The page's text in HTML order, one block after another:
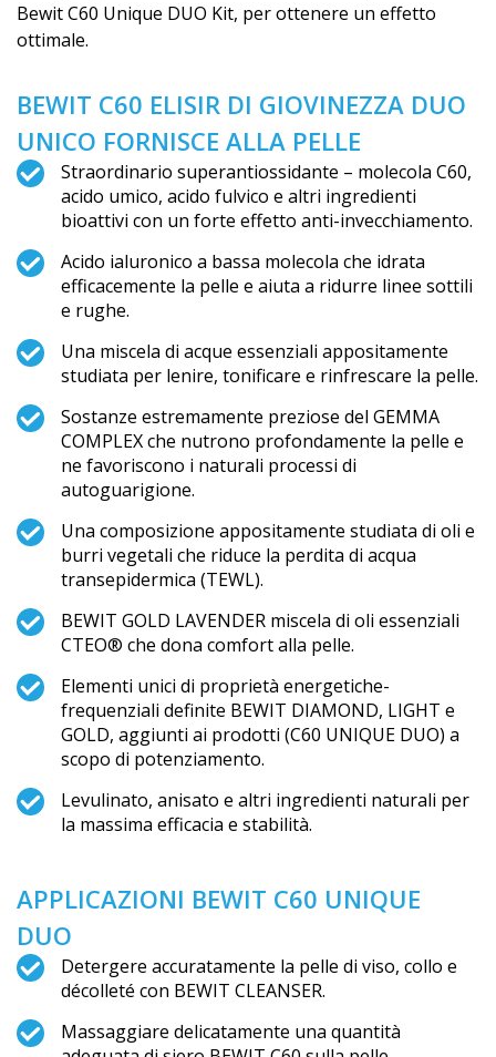
Bewit C60 Unique DUO Kit, per ottenere un effetto
ottimale.
BEWIT C60 ELISIR DI GIOVINEZZA DUO
UNICO FORNISCE ALLA PELLE
Straordinario superantiossidante – molecola C60,
acido umico, acido fulvico e altri ingredienti
bioattivi con un forte effetto anti-invecchiamento.
Acido ialuronico a bassa molecola che idrata
efficacemente la pelle e aiuta a ridurre linee sottili
e rughe.
Una miscela di acque essenziali appositamente
studiata per lenire, tonificare e rinfrescare la pelle.
Sostanze estremamente preziose del GEMMA
COMPLEX che nutrono profondamente la pelle e
ne favoriscono i naturali processi di
autoguarigione.
Una composizione appositamente studiata di oli e
burri vegetali che riduce la perdita di acqua
transepidermica (TEWL).
BEWIT GOLD LAVENDER miscela di oli essenziali
CTEO® che dona comfort alla pelle.
Elementi unici di proprietà energetiche-
frequenziali definite BEWIT DIAMOND, LIGHT e
GOLD, aggiunti ai prodotti (C60 UNIQUE DUO) a
scopo di potenziamento.
Levulinato, anisato e altri ingredienti naturali per
la massima efficacia e stabilità.
APPLICAZIONI BEWIT C60 UNIQUE
DUO
Detergere accuratamente la pelle di viso, collo e
décolleté con BEWIT CLEANSER.
Massaggiare delicatamente una quantità